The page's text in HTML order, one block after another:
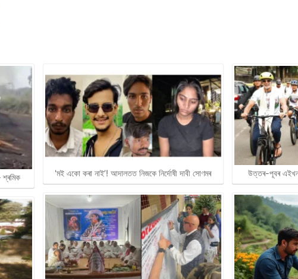
শ্ৰমিক 'মই একো কৰা নাই’! আদালতত নিজকে নিৰ্দোষী দাবী সোণমৰ উত্তৰ-পূবৰ এইখন